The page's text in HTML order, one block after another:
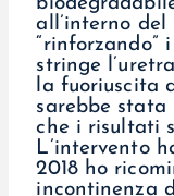
all’interno del
stringe
la fuoriuscita
sarebbe stata
che i risultati
L’intervento
2018 ho
incontinenza